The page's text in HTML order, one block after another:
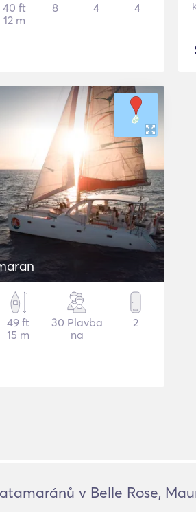
40 ft
12 m
8 4 4
49 ft
15 m
30 Plavba
na
2
v Belle Rose,